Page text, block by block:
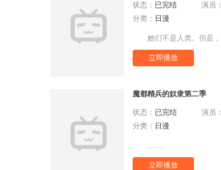
状态： 已完结 演员：
分类： 日漫
立即播放
魔都精兵的奴隶第二季
状态： 已完结 演员：
分类： 日漫
……
立即播放